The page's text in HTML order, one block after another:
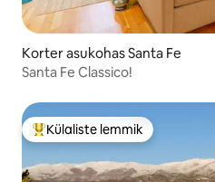
Korter asukohas Santa Fe
Santa Fe Classico!
Külaliste suur lemmik
Külaliste lemmik